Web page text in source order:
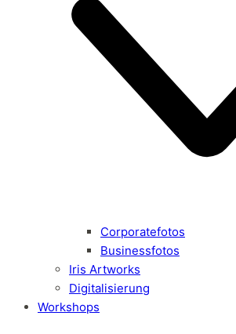
Corporatefotos
Businessfotos
Iris Artworks
Digitalisierung
Workshops